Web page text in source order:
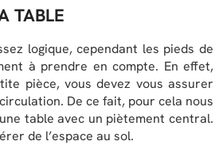
TABLE
logique, cependant les pieds de
à prendre en compte. En effet,
pièce, vous devez vous assurer
De ce fait, pour cela nous
table avec un piètement central.
de l’espace au sol.